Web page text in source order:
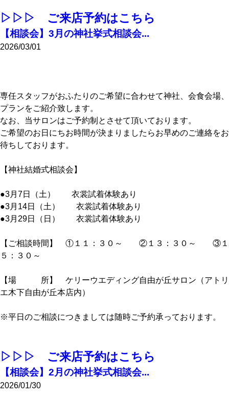
▷▷▷ ご来店予約はこちら
【相談会】3月の神社挙式相談会...
2026/03/01
専任スタッフがおふたりのご希望に合わせて神社、会食会場、
プランをご紹介致します。
なお、当サロンはご予約制とさせて頂いております。
ご希望のお日にちお時間が決まりましたらお早めのご連絡をお
待ちしております。
【神社結婚式相談会】
●3月7日（土） 衣裳試着体験あり
●3月14日（土） 衣裳試着体験あり
●3月29日（日） 衣裳試着体験あり
【ご相談時間】 ①１１：３０～ ②１３：３０～ ③１
５：３０～
【場 所】 ケリーウエディング自由が丘サロン（アトリ
エ木下自由が丘本店内）
※平日のご相談につきましては随時ご予約承っております。
▷▷▷ ご来店予約はこちら
【相談会】2月の神社挙式相談会...
2026/01/30